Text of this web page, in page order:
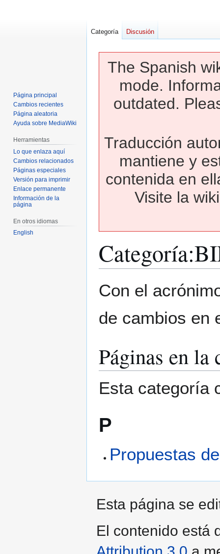
The Spanish
mode.
outdated.
Traducción
mantiene y
contenida en
Visite la
Categoría:
a
navegación
a
búsqueda
Con el
de cambios en
Páginas en la
Esta categoría
P
Propuestas
Categoría Discusión
Página principal
Cambios recientes
Página aleatoria
Ayuda sobre MediaWiki
Herramientas
Lo que enlaza aquí
Cambios relacionados
Páginas especiales
Versión para imprimir
Enlace permanente
Información de la
página
En otros idiomas
English
Esta página se
El contenido está